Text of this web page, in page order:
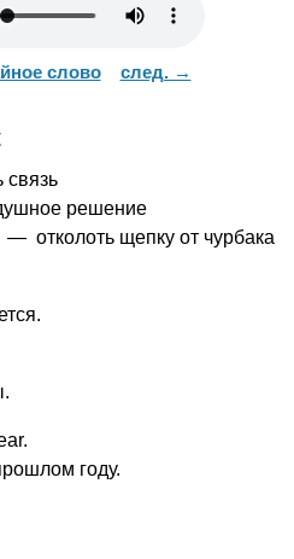
слово след. →
решение
— отколоть щепку от чурбака
.
году.